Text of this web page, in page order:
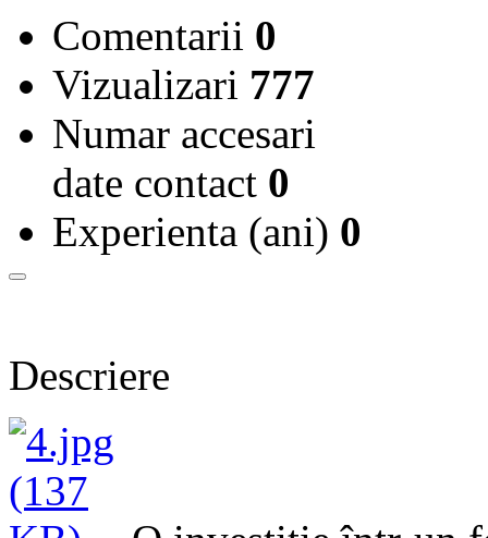
Comentarii 0
Vizualizari 777
Numar accesari
date contact 0
Experienta (ani) 0
Descriere